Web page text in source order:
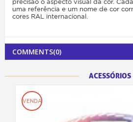
precisão o aspecto visual da cor.
uma referência e um nome de cor
cores RAL internacional.
COMMENTS(0)
ACESSÓRIOS
VENDA